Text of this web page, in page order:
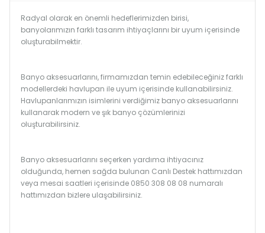
Radyal olarak en önemli hedeflerimizden birisi,
banyolarımızın farklı tasarım ihtiyaçlarını bir uyum içerisinde
oluşturabilmektir.
Banyo aksesuarlarını, firmamızdan temin edebileceğiniz farklı
modellerdeki havlupan ile uyum içerisinde kullanabilirsiniz.
Havlupanlarımızın isimlerini verdiğimiz banyo aksesuarlarını
kullanarak modern ve şık banyo çözümlerinizi
oluşturabilirsiniz.
Banyo aksesuarlarını seçerken yardıma ihtiyacınız
olduğunda, hemen sağda bulunan Canlı Destek hattımızdan
veya mesai saatleri içerisinde 0850 308 08 08 numaralı
hattımızdan bizlere ulaşabilirsiniz.